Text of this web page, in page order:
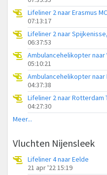
Lifeliner 2 naar Erasmus MC
07:13:17
Lifeliner 2 naar
06:37:53
05:10:21
04:37:38
Lifeliner 2 naar Rotterdam
04:27:30
Meer...
Vluchten Nijensleek
Lifeliner 4 naar Eelde
21 apr '22 15:19